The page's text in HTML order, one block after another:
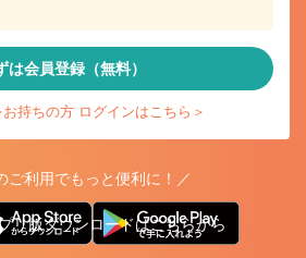
は会員登録（無料）
持ちの方 ログインはこちら＞
ご利用でもっと便利に！／
リ版ダウンロードはこちらから